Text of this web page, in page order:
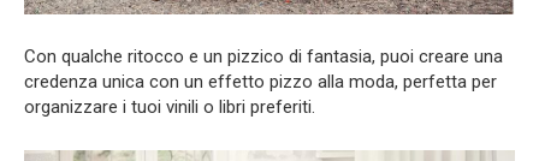
Con qualche ritocco e un pizzico di fantasia, puoi creare una
credenza unica con un effetto pizzo alla moda, perfetta per
organizzare i tuoi vinili o libri preferiti.